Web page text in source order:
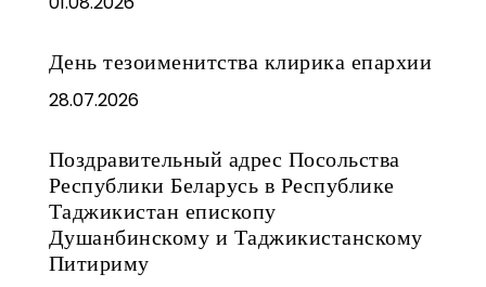
День тезоименитства клирика епархии
28.07.2026
Поздравительный адрес Посольства
Республики Беларусь в Республике
Таджикистан епископу
Душанбинскому и Таджикистанскому
Питириму